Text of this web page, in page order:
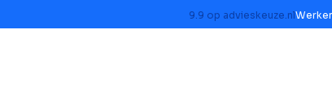
9.9 op advieskeuze.nl